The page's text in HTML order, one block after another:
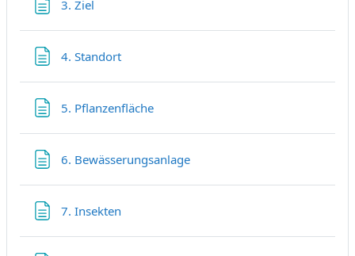
3. Ziel
4. StandortTextseite
5. PflanzenflächeTextseite
6. BewässerungsanlageTextseite
7. Insekten